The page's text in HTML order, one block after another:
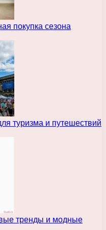
покупка сезона
туризма и путешествий
тренды и модные